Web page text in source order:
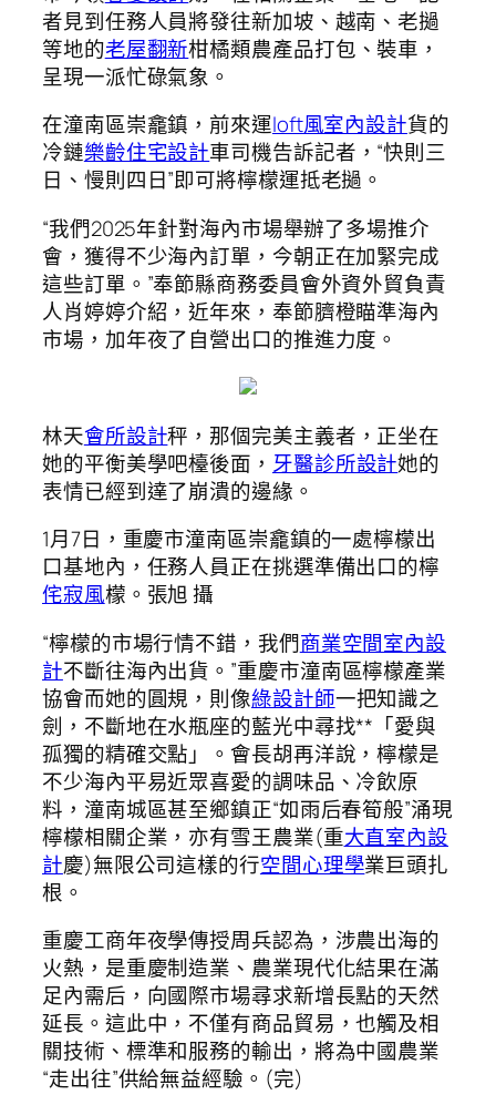
者見到任務人員將發往新加坡、越南、老撾
等地的老屋翻新柑橘類農產品打包、裝車，
呈現一派忙碌氣象。
在潼南區崇龕鎮，前來運loft風室內設計貨的
冷鏈樂齡住宅設計車司機告訴記者，“快則三
日、慢則四日”即可將檸檬運抵老撾。
“我們2025年針對海內市場舉辦了多場推介
會，獲得不少海內訂單，今朝正在加緊完成
這些訂單。”奉節縣商務委員會外資外貿負責
人肖婷婷介紹，近年來，奉節臍橙瞄準海內
市場，加年夜了自營出口的推進力度。
林天會所設計秤，那個完美主義者，正坐在
她的平衡美學吧檯後面， 牙醫診所設計她的
表情已經到達了崩潰的邊緣。
1月7日，重慶市潼南區崇龕鎮的一處檸檬出
口基地內，任務人員正在挑選準備出口的檸
侘寂風檬。張旭 攝
“檸檬的市場行情不錯，我們商業空間室內設
計不斷往海內出貨。”重慶市潼南區檸檬產業
協會而她的圓規，則像綠設計師一把知識之
劍，不斷地在水瓶座的藍光中尋找**「愛與
孤獨的精確交點」。會長胡再洋說，檸檬是
不少海內平易近眾喜愛的調味品、冷飲原
料，潼南城區甚至鄉鎮正“如雨后春筍般”涌現
檸檬相關企業，亦有雪王農業(重大直室內設
計慶)無限公司這樣的行空間心理學業巨頭扎
根。
重慶工商年夜學傳授周兵認為，涉農出海的
火熱，是重慶制造業、農業現代化結果在滿
足內需后，向國際市場尋求新增長點的天然
延長。這此中，不僅有商品貿易，也觸及相
關技術、標準和服務的輸出，將為中國農業
“走出往”供給無益經驗。(完)